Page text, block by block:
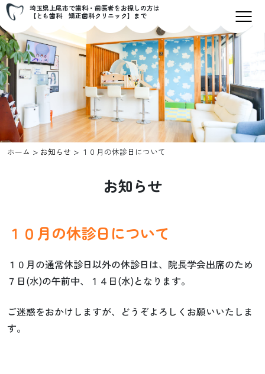
埼玉県上尾市で歯科・歯医者をお探しの方は
【とも歯科 矯正歯科クリニック】まで
ホーム > お知らせ > １０月の休診日について
お知らせ
１０月の休診日について
１０月の通常休診日以外の休診日は、院長学会出席のため
７日(水)の午前中、１４日(水)となります。
ご迷惑をおかけしますが、どうぞよろしくお願いいたしま
す。